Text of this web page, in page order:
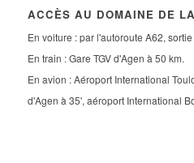
ACCÈS AU DOMAINE DE
En voiture : par l'autoroute A62,
En train : Gare TGV d'Agen à 50 km.
En avion : Aéroport International
d'Agen à 35', aéroport International